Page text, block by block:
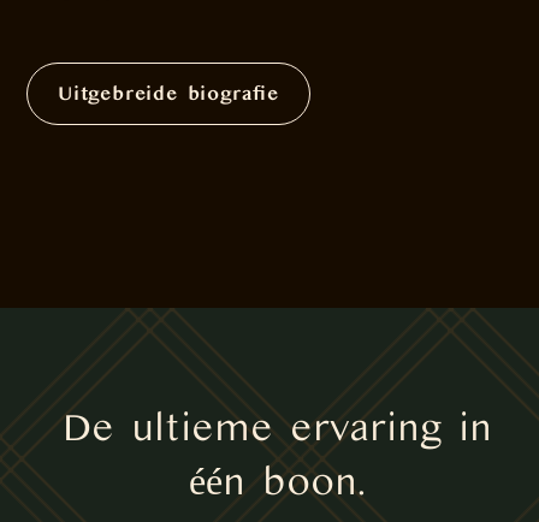
Uitgebreide biografie
De ultieme ervaring in
één boon.